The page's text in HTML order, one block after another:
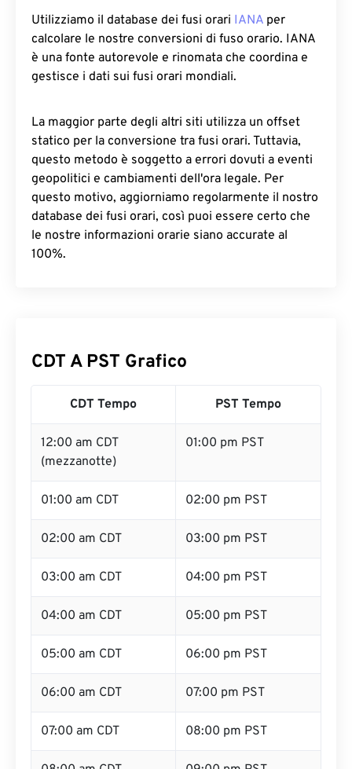
Utilizziamo il database dei fusi orari IANA per
calcolare le nostre conversioni di fuso orario. IANA
è una fonte autorevole e rinomata che coordina e
gestisce i dati sui fusi orari mondiali.
La maggior parte degli altri siti utilizza un offset
statico per la conversione tra fusi orari. Tuttavia,
questo metodo è soggetto a errori dovuti a eventi
geopolitici e cambiamenti dell'ora legale. Per
questo motivo, aggiorniamo regolarmente il nostro
database dei fusi orari, così puoi essere certo che
le nostre informazioni orarie siano accurate al
100%.
CDT A PST Grafico
CDT Tempo PST Tempo
12:00 am CDT
(mezzanotte)
01:00 pm PST
01:00 am CDT 02:00 pm PST
02:00 am CDT 03:00 pm PST
03:00 am CDT 04:00 pm PST
04:00 am CDT 05:00 pm PST
05:00 am CDT 06:00 pm PST
06:00 am CDT 07:00 pm PST
07:00 am CDT 08:00 pm PST